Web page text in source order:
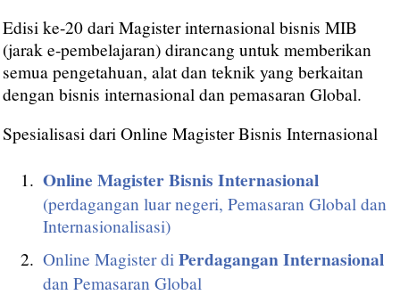
Edisi ke-20 dari Magister internasional bisnis MIB
(jarak e-pembelajaran) dirancang untuk memberikan
semua pengetahuan, alat dan teknik yang berkaitan
dengan bisnis internasional dan pemasaran Global.
Spesialisasi dari Online Magister Bisnis Internasional
Online Magister Bisnis Internasional
(perdagangan luar negeri, Pemasaran Global dan
Internasionalisasi)
Online Magister di Perdagangan Internasional
dan Pemasaran Global